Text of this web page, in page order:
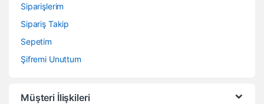
Siparişlerim
Sipariş Takip
Sepetim
Şifremi Unuttum
Müşteri İlişkileri